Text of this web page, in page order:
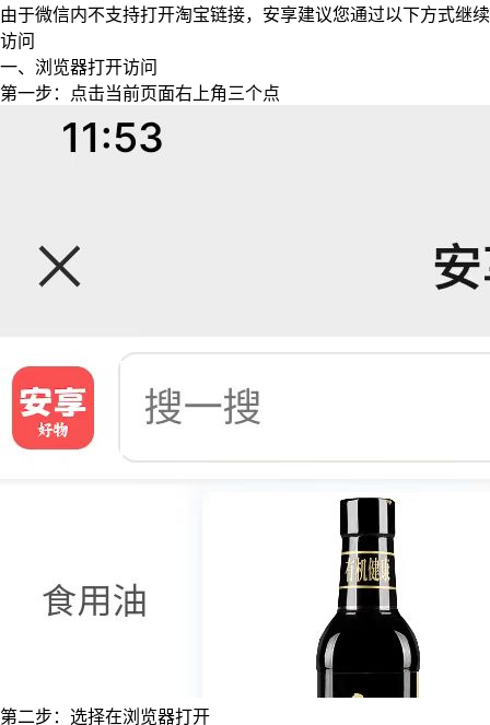
由于微信内不支持打开淘宝链接，安享建议您通过以下方式继续
访问
一、浏览器打开访问
第一步：点击当前页面右上角三个点
第二步：选择在浏览器打开